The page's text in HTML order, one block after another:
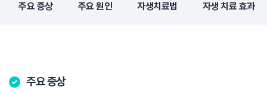
주요 증상 주요 원인 자생치료법 자생 치료 효과
주요 증상